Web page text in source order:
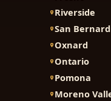
Riverside
San
Oxnard
Ontario
Pomona
Moreno